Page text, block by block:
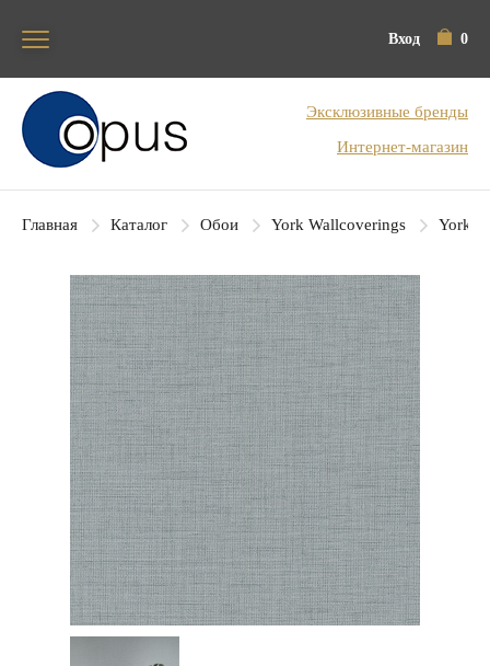
Вход 0
Блок поиска
Эксклюзивные бренды
Интернет-магазин
Главная Каталог Обои York Wallcoverings York